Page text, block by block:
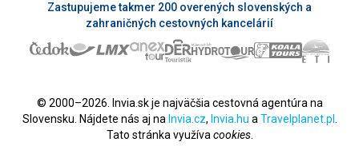
Zastupujeme takmer 200 overených slovenských a
zahraničných cestovných kancelárií
© 2000–2026. Invia.sk je najväčšia cestovná agentúra na
Slovensku. Nájdete nás aj na Invia.cz, Invia.hu a Travelplanet.pl
Tato stránka využíva cookies.